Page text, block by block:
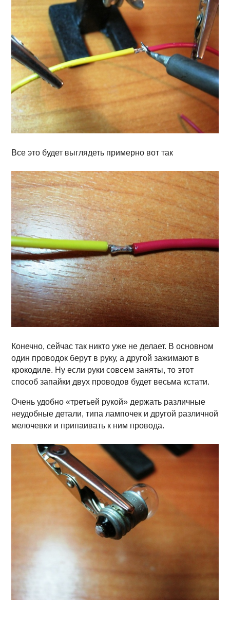
Все это будет выглядеть примерно вот так
Конечно, сейчас так никто уже не делает. В основном
один проводок берут в руку, а другой зажимают в
крокодиле. Ну если руки совсем заняты, то этот
способ запайки двух проводов будет весьма кстати.
Очень удобно «третьей рукой» держать различные
неудобные детали, типа лампочек и другой различной
мелочевки и припаивать к ним провода.